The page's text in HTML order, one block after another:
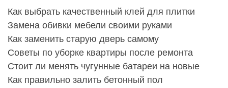
Как выбрать качественный клей для плитки
Замена обивки мебели своими руками
Как заменить старую дверь самому
Советы по уборке квартиры после ремонта
Стоит ли менять чугунные батареи на новые
Как правильно залить бетонный пол